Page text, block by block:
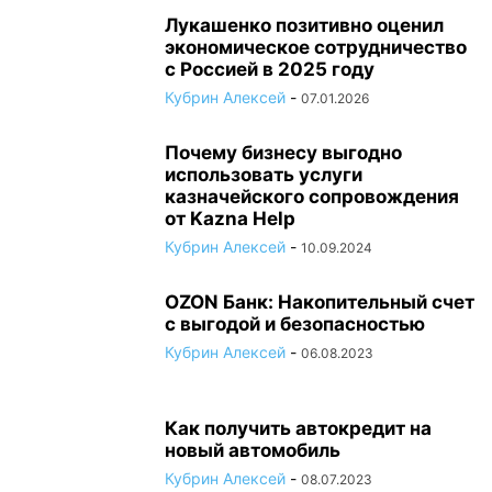
Лукашенко позитивно оценил
экономическое сотрудничество
с Россией в 2025 году
Кубрин Алексей - 07.01.2026
Почему бизнесу выгодно
использовать услуги
казначейского сопровождения
от Kazna Help
Кубрин Алексей - 10.09.2024
OZON Банк: Накопительный счет
с выгодой и безопасностью
Кубрин Алексей - 06.08.2023
Как получить автокредит на
новый автомобиль
Кубрин Алексей - 08.07.2023